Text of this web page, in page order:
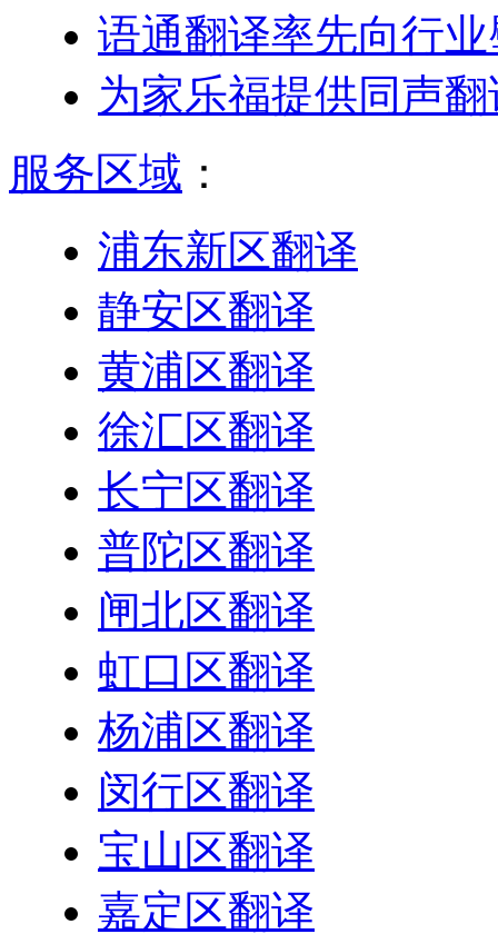
语通翻译率先向行
为家乐福提供同声
服务区域 ：
浦东新区翻译
静安区翻译
黄浦区翻译
徐汇区翻译
长宁区翻译
普陀区翻译
闸北区翻译
虹口区翻译
杨浦区翻译
闵行区翻译
宝山区翻译
嘉定区翻译